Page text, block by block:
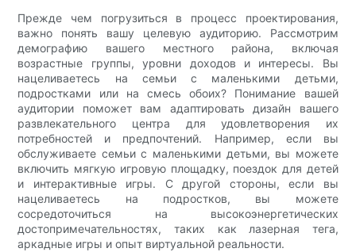
Прежде чем погрузиться в процесс проектирования,
важно понять вашу целевую аудиторию. Рассмотрим
демографию вашего местного района, включая
возрастные группы, уровни доходов и интересы. Вы
нацеливаетесь на семьи с маленькими детьми,
подростками или на смесь обоих? Понимание вашей
аудитории поможет вам адаптировать дизайн вашего
развлекательного центра для удовлетворения их
потребностей и предпочтений. Например, если вы
обслуживаете семьи с маленькими детьми, вы можете
включить мягкую игровую площадку, поездок для детей
и интерактивные игры. С другой стороны, если вы
нацеливаетесь на подростков, вы можете
сосредоточиться на высокоэнергетических
достопримечательностях, таких как лазерная тега,
аркадные игры и опыт виртуальной реальности.